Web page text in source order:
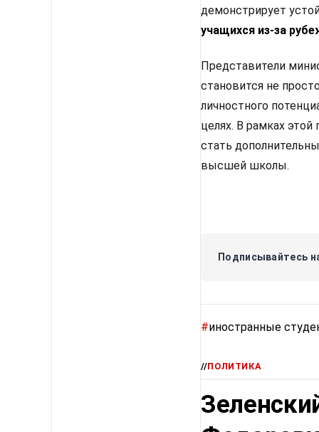
демонстрирует
учащихся из-за
Представители
становится не
личностного
целях. В рамках
стать
высшей школы.
Подписывайтесь
#иностранные
//ПОЛИТИКА